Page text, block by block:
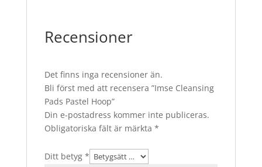
Recensioner
Det finns inga recensioner än.
Bli först med att recensera ”Imse Cleansing
Pads Pastel Hoop”
Din e-postadress kommer inte publiceras.
Obligatoriska fält är märkta *
Ditt betyg *